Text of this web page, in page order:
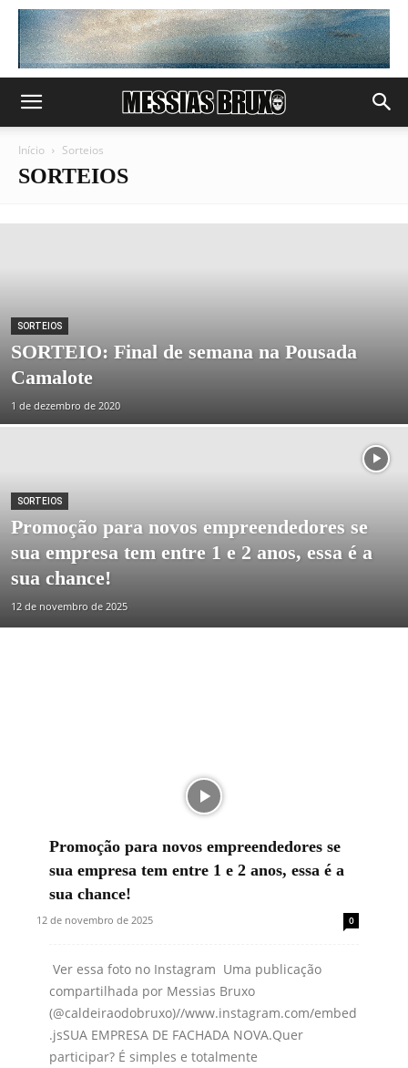
Início Sorteios
SORTEIOS
SORTEIOS
SORTEIO: Final de semana na Pousada
Camalote
1 de dezembro de 2020
SORTEIOS
Promoção para novos empreendedores se
sua empresa tem entre 1 e 2 anos, essa é a
sua chance!
12 de novembro de 2025
Promoção para novos empreendedores se
sua empresa tem entre 1 e 2 anos, essa é a
sua chance!
12 de novembro de 2025 0
Ver essa foto no Instagram Uma publicação
compartilhada por Messias Bruxo
(@caldeiraodobruxo)//www.instagram.com/embed
.jsSUA EMPRESA DE FACHADA NOVA.Quer
participar? É simples e totalmente